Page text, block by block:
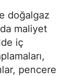
doğalgaz
maliyet
iç
pencere